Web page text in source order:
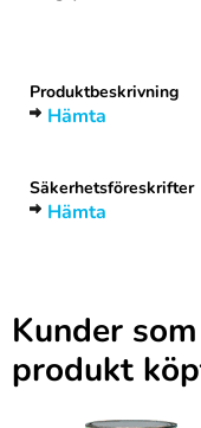
Produktbeskrivning
Hämta
Säkerhetsföreskrifter
Hämta
Kunder
produkt